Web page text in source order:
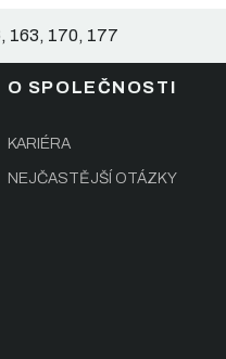
163, 170, 177
O SPOLEČNOSTI
KARIÉRA
NEJČASTĚJŠÍ OTÁZKY